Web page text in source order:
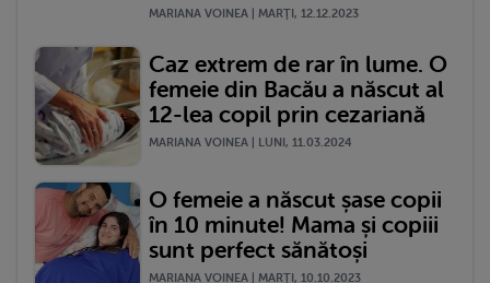
MARIANA VOINEA | MARŢI, 12.12.2023
Caz extrem de rar în lume. O
femeie din Bacău a născut al
12-lea copil prin cezariană
MARIANA VOINEA | LUNI, 11.03.2024
O femeie a născut șase copii
în 10 minute! Mama și copiii
sunt perfect sănătoși
MARIANA VOINEA | MARŢI, 10.10.2023